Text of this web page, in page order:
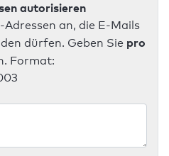
autorisieren
an, die E-Mails
dürfen. Geben Sie pro
Format: